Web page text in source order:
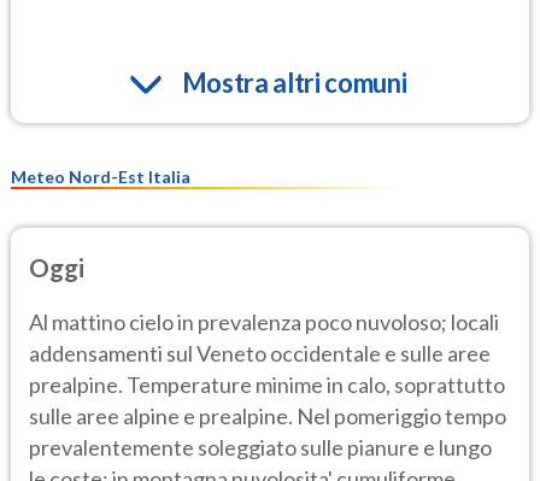
Mostra altri comuni
Meteo Nord-Est Italia
Oggi
Al mattino cielo in prevalenza poco nuvoloso; locali
addensamenti sul Veneto occidentale e sulle aree
prealpine. Temperature minime in calo, soprattutto
sulle aree alpine e prealpine. Nel pomeriggio tempo
prevalentemente soleggiato sulle pianure e lungo